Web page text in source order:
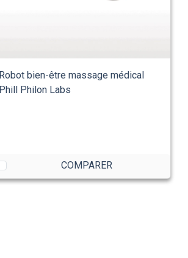
Robot bien-être massage médical
Phill Philon Labs
COMPARER